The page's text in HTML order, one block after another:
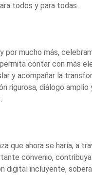
todos y para todas.
por mucho más,
contar con más
y acompañar la
rigurosa, diálogo amplio
que ahora se haría, a
convenio, contribuya
digital incluyente,